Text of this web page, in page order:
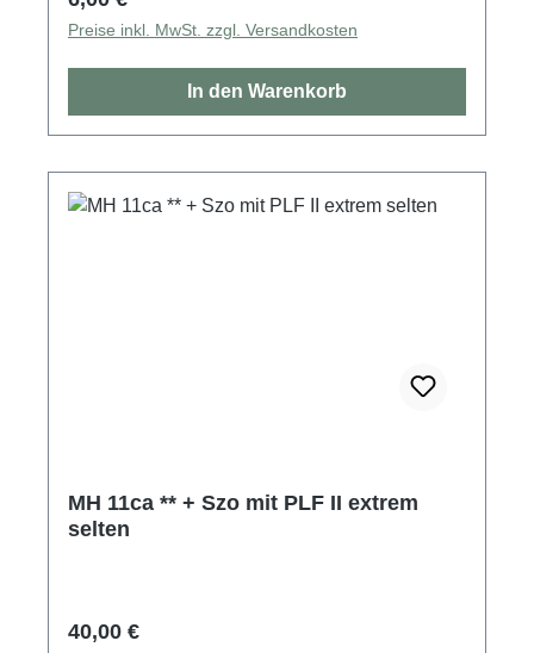
Preise inkl. MwSt. zzgl. Versandkosten
In den Warenkorb
MH 11ca ** + Szo mit PLF II extrem
selten
Regulärer Preis:
40,00 €